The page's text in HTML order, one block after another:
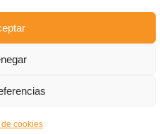
de cookies